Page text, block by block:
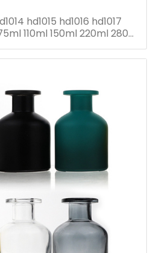
hd1015 hd1016 hd1017
110ml 150ml 220ml 280ml
roseau